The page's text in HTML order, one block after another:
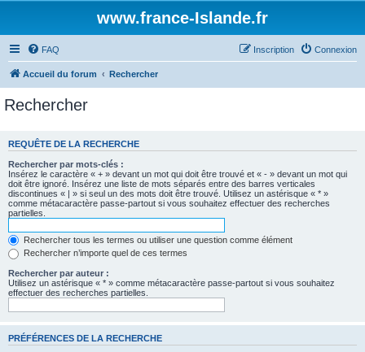
www.france-Islande.fr
FAQ Connexion
Inscription
Accueil du forum Rechercher
Rechercher
REQUÊTE DE LA RECHERCHE
Rechercher par mots-clés :
Insérez le caractère « + » devant un mot qui doit être trouvé et « - » devant un mot qui
doit être ignoré. Insérez une liste de mots séparés entre des barres verticales
discontinues « | » si seul un des mots doit être trouvé. Utilisez un astérisque « * »
comme métacaractère passe-partout si vous souhaitez effectuer des recherches
partielles.
Rechercher tous les termes ou utiliser une question comme élément
Rechercher n’importe quel de ces termes
Rechercher par auteur :
Utilisez un astérisque « * » comme métacaractère passe-partout si vous souhaitez
effectuer des recherches partielles.
PRÉFÉRENCES DE LA RECHERCHE